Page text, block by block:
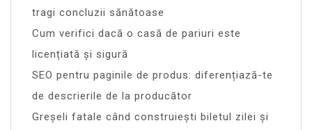
tragi concluzii sănătoase
Cum verifici dacă o casă de pariuri este
licențiată și sigură
SEO pentru paginile de produs: diferențiază-te
de descrierile de la producător
Greșeli fatale când construiești biletul zilei și